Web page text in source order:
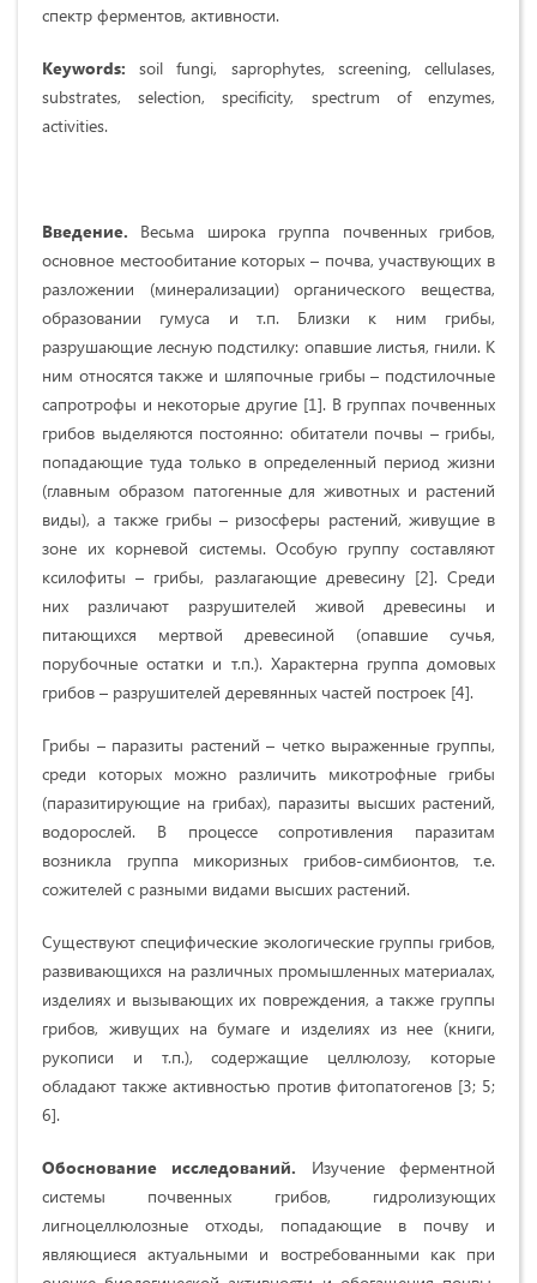
спектр ферментов, активности.
Keywords: soil fungi, saprophytes, screening, cellulases,
substrates, selection, specificity, spectrum of enzymes,
activities.
Введение. Весьма широка группа почвенных грибов,
основное местообитание которых – почва, участвующих в
разложении (минерализации) органического вещества,
образовании гумуса и т.п. Близки к ним грибы,
разрушающие лесную подстилку: опавшие листья, гнили. К
ним относятся также и шляпочные грибы – подстилочные
сапротрофы и некоторые другие [1]. В группах почвенных
грибов выделяются постоянно: обитатели почвы – грибы,
попадающие туда только в определенный период жизни
(главным образом патогенные для животных и растений
виды), а также грибы – ризосферы растений, живущие в
зоне их корневой системы. Особую группу составляют
ксилофиты – грибы, разлагающие древесину [2]. Среди
них различают разрушителей живой древесины и
питающихся мертвой древесиной (опавшие сучья,
порубочные остатки и т.п.). Характерна группа домовых
грибов – разрушителей деревянных частей построек [4].
Грибы – паразиты растений – четко выраженные группы,
среди которых можно различить микотрофные грибы
(паразитирующие на грибах), паразиты высших растений,
водорослей. В процессе сопротивления паразитам
возникла группа микоризных грибов-симбионтов, т.е.
сожителей с разными видами высших растений.
Существуют специфические экологические группы грибов,
развивающихся на различных промышленных материалах,
изделиях и вызывающих их повреждения, а также группы
грибов, живущих на бумаге и изделиях из нее (книги,
рукописи и т.п.), содержащие целлюлозу, которые
обладают также активностью против фитопатогенов [3; 5;
6].
Обоснование исследований. Изучение ферментной
системы почвенных грибов, гидролизующих
лигноцеллюлозные отходы, попадающие в почву и
являющиеся актуальными и востребованными как при